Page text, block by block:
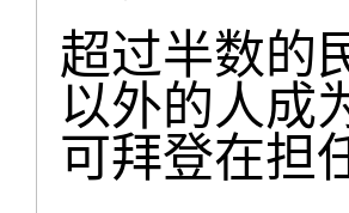
超过半数的
以外的人成
可拜登在担